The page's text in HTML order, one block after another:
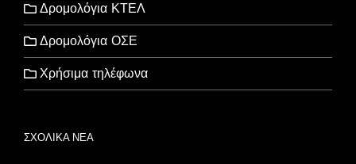
Δρομολόγια ΚΤΕΛ
Δρομολόγια ΟΣΕ
Χρήσιμα τηλέφωνα
ΣΧΟΛΙΚΑ ΝΕΑ